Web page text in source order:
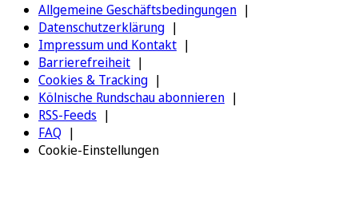
Allgemeine Geschäftsbedingungen
Datenschutzerklärung
Impressum und Kontakt
Barrierefreiheit
Cookies & Tracking
Kölnische Rundschau abonnieren
RSS-Feeds
FAQ
Cookie-Einstellungen